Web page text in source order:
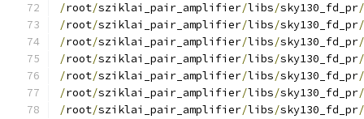
/root/sziklai_pair_amplifier/libs/sky130_fd_pr/
/root/sziklai_pair_amplifier/libs/sky130_fd_pr/
/root/sziklai_pair_amplifier/libs/sky130_fd_pr/
/root/sziklai_pair_amplifier/libs/sky130_fd_pr/
/root/sziklai_pair_amplifier/libs/sky130_fd_pr/
/root/sziklai_pair_amplifier/libs/sky130_fd_pr/
/root/sziklai_pair_amplifier/libs/sky130_fd_pr/